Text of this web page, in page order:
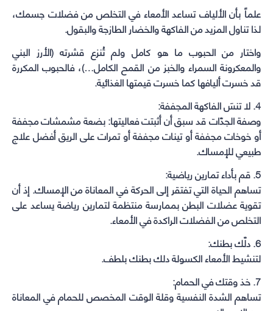
علماً بأن الألياف تساعد الأمعاء في التخلص من فضلات جسمك،
لذا تناول المزيد من الفاكهة والخضار الطازجة والبقول.
واختار من الحبوب ما هو كامل ولم تُنزع قشرته (الأرز البني
والمعكرونة السمراء والخبز من القمح الكامل…)، فالحبوب المكررة
قد خسرت أليافها كما خسرت قيمتها الغذائية.
4. لا تنسَ الفاكهة المجففة:
وصفة الجدّات قد سبق أن أثبتت فعاليتها: بضعة مشمشات مجففة
أو خوخات مجففة أو تينات مجففة أو تمرات على الريق أفضل علاج
طبيعي للإمساك.
5. قم بأداء تمارين رياضية:
تساهم الحياة التي تفتقر إلى الحركة في المعاناة من الإمساك. إذ أن
تقوية عضلات البطن بممارسة منتظمة لتمارين رياضة يساعد على
التخلص من الفضلات الراكدة في الأمعاء.
6. دلّك بطنك:
لتنشيط الأمعاء الكسولة دلك بطنك بلطف.
7. خذ وقتك في الحمام:
تساهم الشدة النفسية وقلة الوقت المخصص للحمام في المعاناة